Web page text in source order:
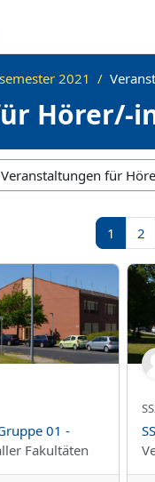
2021
Hörer/-
1 Seite 1
2
01 -
01 -
Fakultäten